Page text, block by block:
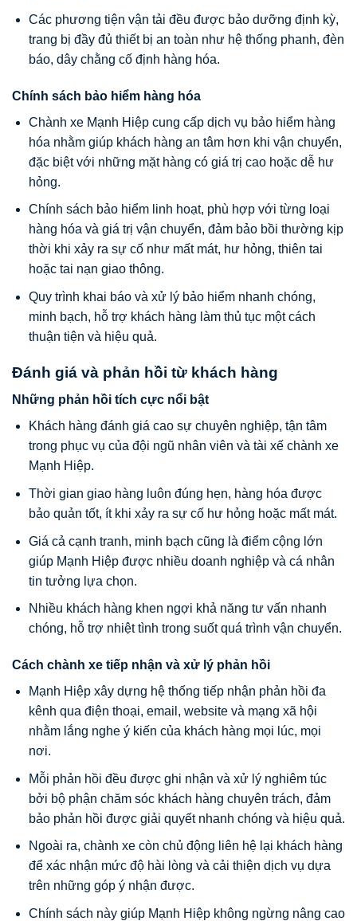
Các phương tiện vận tải đều được bảo dưỡng định kỳ,
trang bị đầy đủ thiết bị an toàn như hệ thống phanh, đèn
báo, dây chằng cố định hàng hóa.
Chính sách bảo hiểm hàng hóa
Chành xe Mạnh Hiệp cung cấp dịch vụ bảo hiểm hàng
hóa nhằm giúp khách hàng an tâm hơn khi vận chuyển,
đặc biệt với những mặt hàng có giá trị cao hoặc dễ hư
hỏng.
Chính sách bảo hiểm linh hoạt, phù hợp với từng loại
hàng hóa và giá trị vận chuyển, đảm bảo bồi thường kịp
thời khi xảy ra sự cố như mất mát, hư hỏng, thiên tai
hoặc tai nạn giao thông.
Quy trình khai báo và xử lý bảo hiểm nhanh chóng,
minh bạch, hỗ trợ khách hàng làm thủ tục một cách
thuận tiện và hiệu quả.
Đánh giá và phản hồi từ khách hàng
Những phản hồi tích cực nổi bật
Khách hàng đánh giá cao sự chuyên nghiệp, tận tâm
trong phục vụ của đội ngũ nhân viên và tài xế chành xe
Mạnh Hiệp.
Thời gian giao hàng luôn đúng hẹn, hàng hóa được
bảo quản tốt, ít khi xảy ra sự cố hư hỏng hoặc mất mát.
Giá cả cạnh tranh, minh bạch cũng là điểm cộng lớn
giúp Mạnh Hiệp được nhiều doanh nghiệp và cá nhân
tin tưởng lựa chọn.
Nhiều khách hàng khen ngợi khả năng tư vấn nhanh
chóng, hỗ trợ nhiệt tình trong suốt quá trình vận chuyển.
Cách chành xe tiếp nhận và xử lý phản hồi
Mạnh Hiệp xây dựng hệ thống tiếp nhận phản hồi đa
kênh qua điện thoại, email, website và mạng xã hội
nhằm lắng nghe ý kiến của khách hàng mọi lúc, mọi
nơi.
Mỗi phản hồi đều được ghi nhận và xử lý nghiêm túc
bởi bộ phận chăm sóc khách hàng chuyên trách, đảm
bảo phản hồi được giải quyết nhanh chóng và hiệu quả.
Ngoài ra, chành xe còn chủ động liên hệ lại khách hàng
để xác nhận mức độ hài lòng và cải thiện dịch vụ dựa
trên những góp ý nhận được.
Chính sách này giúp Mạnh Hiệp không ngừng nâng cao